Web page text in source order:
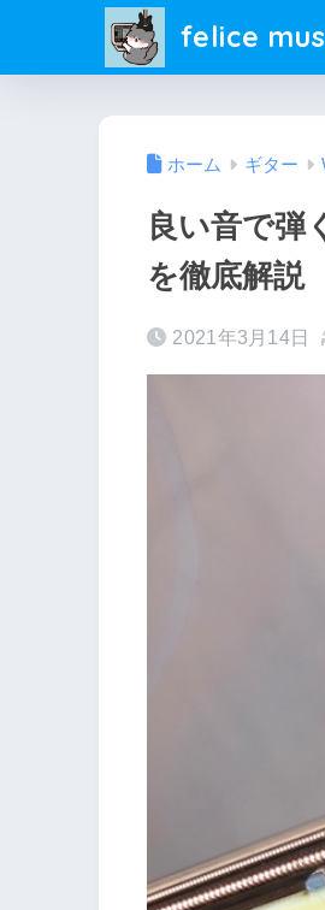
felice
ホーム ギター
良い音で弾
を徹底解説
2021年3月14日